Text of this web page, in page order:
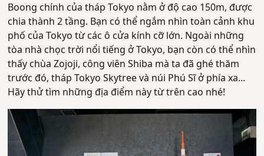
Boong chính của tháp Tokyo nằm ở độ cao 150m, được
chia thành 2 tầng. Bạn có thể ngắm nhìn toàn cảnh khu
phố của Tokyo từ các ô cửa kính cỡ lớn. Ngoài những
tòa nhà chọc trời nổi tiếng ở Tokyo, bạn còn có thể nhìn
thấy chùa Zojoji, công viên Shiba mà ta đã ghé thăm
trước đó, tháp Tokyo Skytree và núi Phú Sĩ ở phía xa...
Hãy thử tìm những địa điểm này từ trên cao nhé!